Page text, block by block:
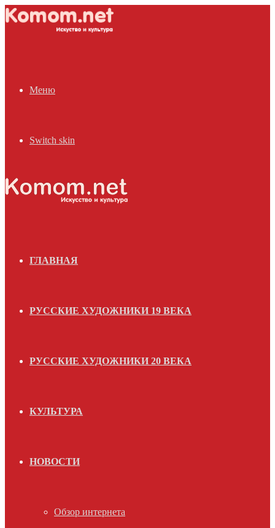
Меню
Switch skin
ГЛАВНАЯ
РУССКИЕ ХУДОЖНИКИ 19 ВЕКА
РУССКИЕ ХУДОЖНИКИ 20 ВЕКА
КУЛЬТУРА
НОВОСТИ
Обзор интернета